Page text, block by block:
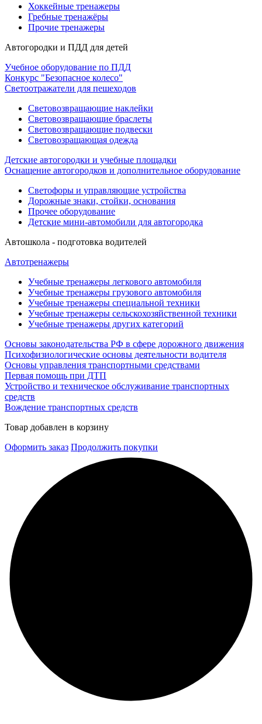
Хоккейные тренажеры
Гребные тренажёры
Прочие тренажеры
Автогородки и ПДД для детей
Учебное оборудование по ПДД
Конкурс "Безопасное колесо"
Светоотражатели для пешеходов
Световозвращающие наклейки
Световозвращающие браслеты
Световозвращающие подвески
Световозращающая одежда
Детские автогородки и учебные площадки
Оснащение автогородков и дополнительное оборудование
Светофоры и управляющие устройства
Дорожные знаки, стойки, основания
Прочее оборудование
Детские мини-автомобили для автогородка
Автошкола - подготовка водителей
Автотренажеры
Учебные тренажеры легкового автомобиля
Учебные тренажеры грузового автомобиля
Учебные тренажеры специальной техники
Учебные тренажеры сельскохозяйственной техники
Учебные тренажеры других категорий
Основы законодательства РФ в сфере дорожного движения
Психофизиологические основы деятельности водителя
Основы управления транспортными средствами
Первая помощь при ДТП
Устройство и техническое обслуживание транспортных
средств
Вождение транспортных средств
Товар добавлен в корзину
Оформить заказ Продолжить покупки